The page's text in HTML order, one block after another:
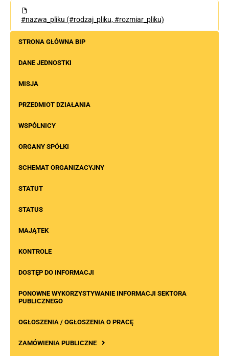
#nazwa_pliku (#rodzaj_pliku, #rozmiar_pliku)
STRONA GŁÓWNA BIP
DANE JEDNOSTKI
MISJA
PRZEDMIOT DZIAŁANIA
WSPÓLNICY
ORGANY SPÓŁKI
SCHEMAT ORGANIZACYJNY
STATUT
STATUS
MAJĄTEK
KONTROLE
DOSTĘP DO INFORMACJI
PONOWNE WYKORZYSTYWANIE INFORMACJI SEKTORA
PUBLICZNEGO
OGŁOSZENIA / OGŁOSZENIA O PRACĘ
ZAMÓWIENIA PUBLICZNE